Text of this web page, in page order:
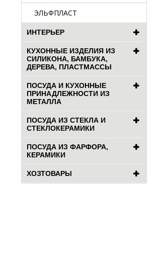
ЭЛЬФПЛАСТ
ИНТЕРЬЕР
КУХОННЫЕ ИЗДЕЛИЯ ИЗ
СИЛИКОНА, БАМБУКА,
ДЕРЕВА, ПЛАСТМАССЫ
ПОСУДА И КУХОННЫЕ
ПРИНАДЛЕЖНОСТИ ИЗ
МЕТАЛЛА
ПОСУДА ИЗ СТЕКЛА И
СТЕКЛОКЕРАМИКИ
ПОСУДА ИЗ ФАРФОРА,
КЕРАМИКИ
ХОЗТОВАРЫ